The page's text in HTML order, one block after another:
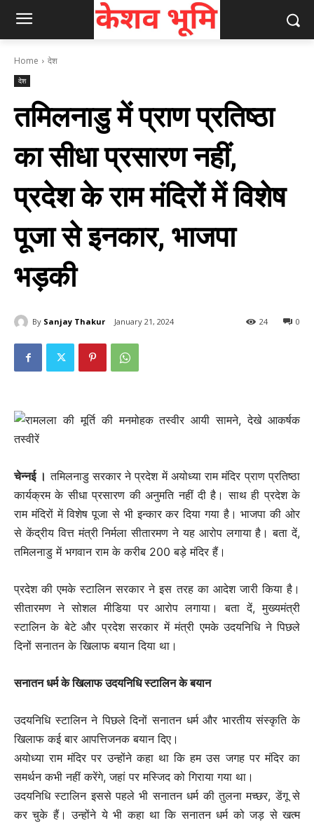
Home देश
देश
तमिलनाडु में प्राण प्रतिष्ठा
का सीधा प्रसारण नहीं,
प्रदेश के राम मंदिरों में विशेष
पूजा से इनकार, भाजपा
भड़की
By Sanjay Thakur January 21, 2024 0
24
चेन्नई । तमिलनाडु सरकार ने प्रदेश में अयोध्या राम मंदिर प्राण प्रतिष्ठा
कार्यक्रम के सीधा प्रसारण की अनुमति नहीं दी है। साथ ही प्रदेश के
राम मंदिरों में विशेष पूजा से भी इन्कार कर दिया गया है। भाजपा की ओर
से केंद्रीय वित्त मंत्री निर्मला सीतारमण ने यह आरोप लगाया है। बता दें,
तमिलनाडु में भगवान राम के करीब 200 बड़े मंदिर हैं।
प्रदेश की एमके स्टालिन सरकार ने इस तरह का आदेश जारी किया है।
सीतारमण ने सोशल मीडिया पर आरोप लगाया। बता दें, मुख्यमंत्री
स्टालिन के बेटे और प्रदेश सरकार में मंत्री एमके उदयनिधि ने पिछले
दिनों सनातन के खिलाफ बयान दिया था।
सनातन धर्म के खिलाफ उदयनिधि स्टालिन के बयान
उदयनिधि स्टालिन ने पिछले दिनों सनातन धर्म और भारतीय संस्कृति के
खिलाफ कई बार आपत्तिजनक बयान दिए।
अयोध्या राम मंदिर पर उन्होंने कहा था कि हम उस जगह पर मंदिर का
समर्थन कभी नहीं करेंगे, जहां पर मस्जिद को गिराया गया था।
उदयनिधि स्टालिन इससे पहले भी सनातन धर्म की तुलना मच्छर, डेंगू से
कर चुके हैं। उन्होंने ये भी कहा था कि सनातन धर्म को जड़ से खत्म